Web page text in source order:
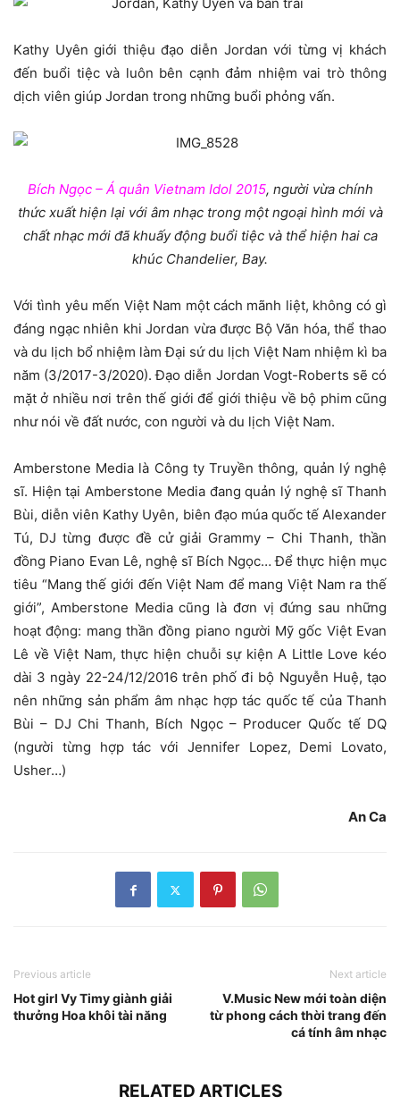
Kathy Uyên giới thiệu đạo diễn Jordan với từng vị khách
đến buổi tiệc và luôn bên cạnh đảm nhiệm vai trò thông
dịch viên giúp Jordan trong những buổi phỏng vấn.
Bích Ngọc – Á quân Vietnam Idol 2015, người vừa chính
thức xuất hiện lại với âm nhạc trong một ngoại hình mới và
chất nhạc mới đã khuấy động buổi tiệc và thể hiện hai ca
khúc Chandelier, Bay.
Với tình yêu mến Việt Nam một cách mãnh liệt, không có gì
đáng ngạc nhiên khi Jordan vừa được Bộ Văn hóa, thể thao
và du lịch bổ nhiệm làm Đại sứ du lịch Việt Nam nhiệm kì ba
năm (3/2017-3/2020). Đạo diễn Jordan Vogt-Roberts sẽ có
mặt ở nhiều nơi trên thế giới để giới thiệu về bộ phim cũng
như nói về đất nước, con người và du lịch Việt Nam.
Amberstone Media là Công ty Truyền thông, quản lý nghệ
sĩ. Hiện tại Amberstone Media đang quản lý nghệ sĩ Thanh
Bùi, diễn viên Kathy Uyên, biên đạo múa quốc tế Alexander
Tú, DJ từng được đề cử giải Grammy – Chi Thanh, thần
đồng Piano Evan Lê, nghệ sĩ Bích Ngọc… Để thực hiện mục
tiêu “Mang thế giới đến Việt Nam để mang Việt Nam ra thế
giới”, Amberstone Media cũng là đơn vị đứng sau những
hoạt động: mang thần đồng piano người Mỹ gốc Việt Evan
Lê về Việt Nam, thực hiện chuỗi sự kiện A Little Love kéo
dài 3 ngày 22-24/12/2016 trên phố đi bộ Nguyễn Huệ, tạo
nên những sản phẩm âm nhạc hợp tác quốc tế của Thanh
Bùi – DJ Chi Thanh, Bích Ngọc – Producer Quốc tế DQ
(người từng hợp tác với Jennifer Lopez, Demi Lovato,
Usher…)
An Ca
Previous article
Hot girl Vy Timy giành giải
thưởng Hoa khôi tài năng
Next article
V.Music New mới toàn diện
từ phong cách thời trang đến
cá tính âm nhạc
RELATED ARTICLES